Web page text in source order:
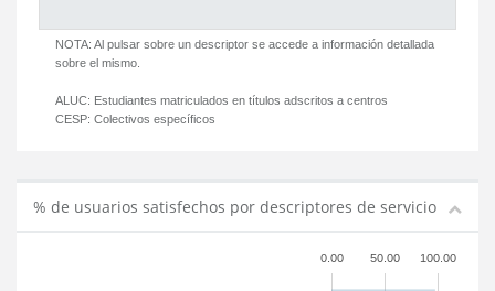
NOTA: Al pulsar sobre un descriptor se accede a información detallada
sobre el mismo.
ALUC: Estudiantes matriculados en títulos adscritos a centros
CESP: Colectivos específicos
% de usuarios satisfechos por descriptores de servicio
0.00 50.00 100.00